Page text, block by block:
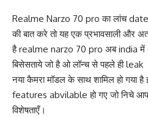
Realme Narzo 70 pro का लांच
की बात करे तो यह एक प्रभावसाली और
है realme narzo 70 pro अब india में
बिसेसताये जो है ओ लॉन्च से पहले ही
नया कैमरा मॉडल के साथ शामिल हो गया
features abvilable हो गए जो निचे
विशेषताएँ।